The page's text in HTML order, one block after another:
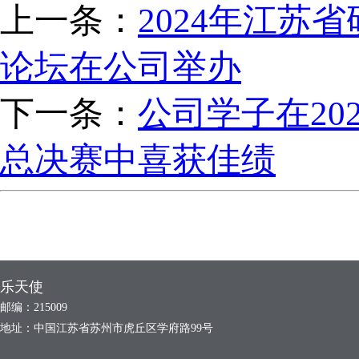
上一条： 2024年江苏
论坛在公司举办
下一条： 公司学子在
总决赛中喜获佳绩
乐天使
邮编：215009
地址：中国江苏省苏州市虎丘区学府路99号